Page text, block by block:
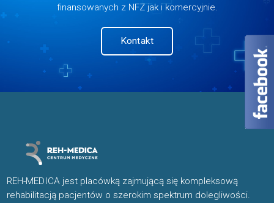
finansowanych z NFZ jak i komercyjnie.
Kontakt
REH-MEDICA jest placówką zajmującą się kompleksową
rehabilitacją pacjentów o szerokim spektrum dolegliwości.